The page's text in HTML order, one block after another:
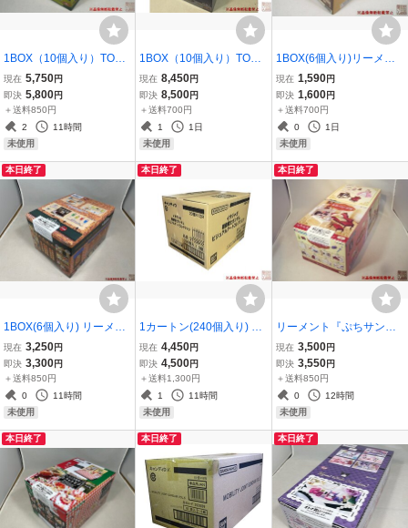
1BOX（10個入り）TOMY
TEC『ノスタルジック鉄
道コレクション 第2弾』
★新品未開封★
現在 5,750円
即決 5,800円
＋送料850円
2
11時間
未使用
1BOX（10個入り）TOMY
TEC『ノスタルジック鉄
道コレクション 第4弾』
★新品未開封★
現在 8,450円
即決 8,500円
＋送料700円
1
1日
未使用
1BOX(6個入り)リーメン
ト『歴史ロマン譚 富知
堂家の一族』★新品未開
封★
現在 1,590円
即決 1,600円
＋送料700円
0
1日
未使用
本日終了
1BOX(6個入り) リーメン
ト『こだわりの一杯をど
うぞ。丸福珈琲店』新品
未開封
現在 3,250円
即決 3,300円
＋送料850円
0
11時間
未使用
本日終了
1カートン(240個入り) バ
ンダイ『イタジャガ 機動
戦士ガンダム ビジュアル
アートコレクション』新
品未開封
現在 4,450円
即決 4,500円
＋送料1,300円
1
11時間
未使用
本日終了
リーメント『ぷちサンプ
ルシリーズ 薔薇の国の
宮殿 ～Rose'n Palace
～』8種完全フルコンプ★
新品未開封★
現在 3,500円
即決 3,550円
＋送料850円
0
12時間
未使用
本日終了 本日終了 本日終了